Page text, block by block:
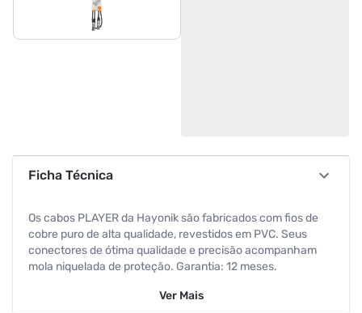
Ficha Técnica
Os cabos PLAYER da Hayonik são fabricados com fios de
cobre puro de alta qualidade, revestidos em PVC. Seus
conectores de ótima qualidade e precisão acompanham
mola niquelada de proteção. Garantia: 12 meses.
Ver Mais